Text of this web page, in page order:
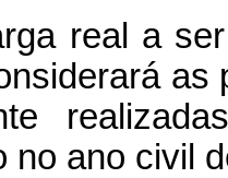
real a
as
no ano civil